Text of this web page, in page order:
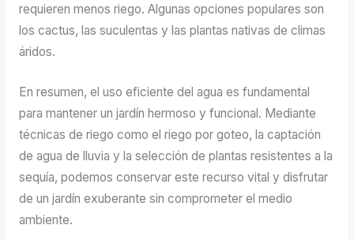
requieren menos riego. Algunas opciones populares son
los cactus, las suculentas y las plantas nativas de climas
áridos.
En resumen, el uso eficiente del agua es fundamental
para mantener un jardín hermoso y funcional. Mediante
técnicas de riego como el riego por goteo, la captación
de agua de lluvia y la selección de plantas resistentes a la
sequía, podemos conservar este recurso vital y disfrutar
de un jardín exuberante sin comprometer el medio
ambiente.